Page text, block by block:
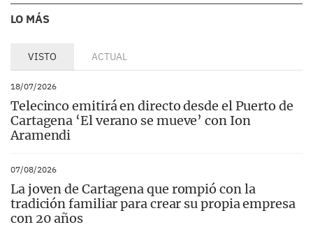
LO MÁS
VISTO ACTUAL
18/07/2026
Telecinco emitirá en directo desde el Puerto de
Cartagena ‘El verano se mueve’ con Ion
Aramendi
07/08/2026
La joven de Cartagena que rompió con la
tradición familiar para crear su propia empresa
con 20 años